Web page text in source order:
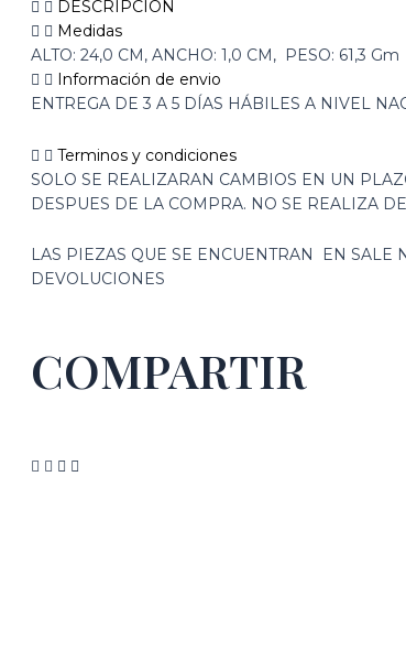
DESCRIPCIÓN
Medidas
ALTO: 24,0 CM, ANCHO: 1,0 CM, PESO: 61,3 Gm
Información de envio
ENTREGA DE 3 A 5 DÍAS HÁBILES A NIVEL
Terminos y condiciones
SOLO SE REALIZARAN CAMBIOS EN UN
DESPUES DE LA COMPRA. NO SE REALIZA
LAS PIEZAS QUE SE ENCUENTRAN EN SALE
DEVOLUCIONES
COMPARTIR